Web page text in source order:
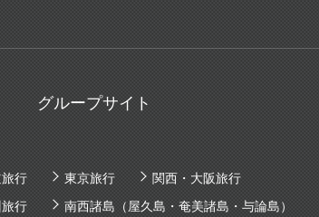
グループサイト
行 東京旅行
関西・大阪旅行
行
南西諸島（屋久島・奄美諸島・与論島）